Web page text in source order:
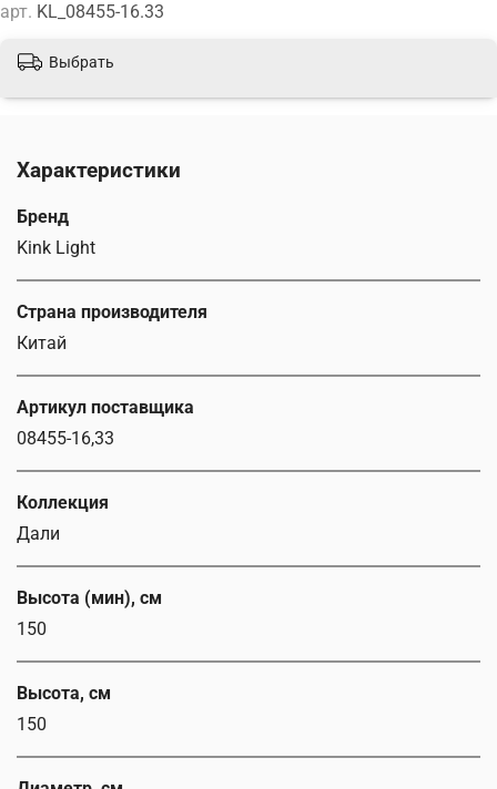
арт. KL_08455-16.33
Выбрать
Характеристики
Бренд
Kink Light
Страна производителя
Китай
Артикул поставщика
08455-16,33
Коллекция
Дали
Высота (мин), см
150
Высота, см
150